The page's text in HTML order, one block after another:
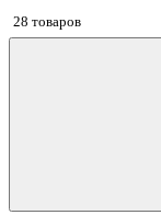
28 товаров